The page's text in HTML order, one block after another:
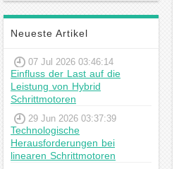
Neueste Artikel
07 Jul 2026 03:46:14
Einfluss der Last auf die
Leistung von Hybrid
Schrittmotoren
29 Jun 2026 03:37:39
Technologische
Herausforderungen bei
linearen Schrittmotoren